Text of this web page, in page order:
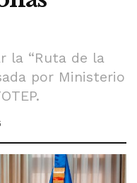
la “Ruta de la
por Ministerio